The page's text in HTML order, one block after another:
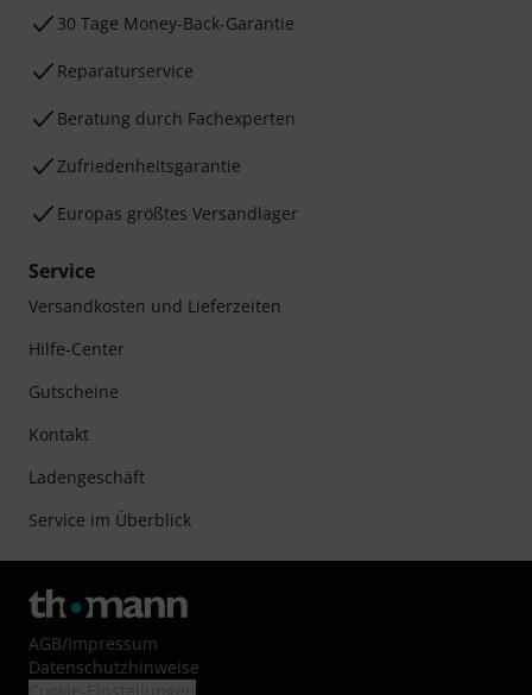
30 Tage Money-Back-Garantie
Reparaturservice
Beratung durch Fachexperten
Zufriedenheitsgarantie
Europas größtes Versandlager
Service
Versandkosten und Lieferzeiten
Hilfe-Center
Gutscheine
Kontakt
Ladengeschäft
Service im Überblick
AGB/Impressum
Datenschutzhinweise